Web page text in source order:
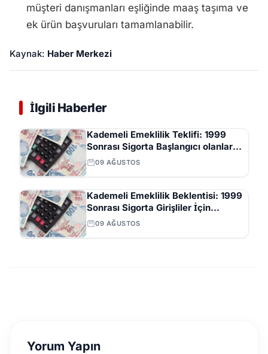
müşteri danışmanları eşliğinde maaş taşıma ve
ek ürün başvuruları tamamlanabilir.
Kaynak: Haber Merkezi
İlgili Haberler
Kademeli Emeklilik Teklifi: 1999
Sonrası Sigorta Başlangıcı olanlar
Kaç Yaşında Emekli Olacak?
09 AĞUSTOS
Kademeli Emeklilik Beklentisi: 1999
Sonrası Sigorta Girişliler İçin
Önerilen Yaş ve Prim Günleri
09 AĞUSTOS
Yorum Yapın